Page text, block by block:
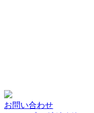
お問い合わせ